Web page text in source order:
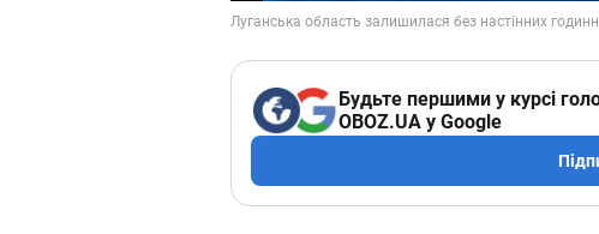
Будьте першими у курсі
OBOZ.UA у Google